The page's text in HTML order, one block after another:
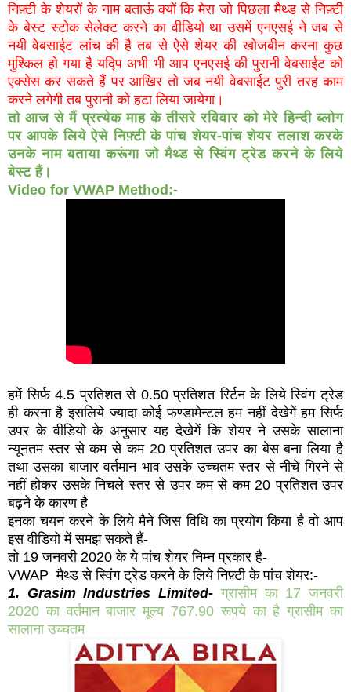
निफ़्टी के शेयरों के नाम बताऊं क्यों कि मेरा जो पिछला मैथ्ड से निफ़्टी
के बेस्ट स्टोक सेलेक्ट करने का वीडियो था उसमें एनएसई ने जब से
नयी वेबसाईट लांच की है तब से ऐसे शेयर की खोजबीन करना कुछ
मुश्किल हो गया है यद्पि अभी भी आप एनएसई की पुरानी वेबसाईट को
एक्सेस कर सकते हैं पर आखिर तो जब नयी वेबसाईट पुरी तरह काम
करने लगेगी तब पुरानी को हटा लिया जायेगा।
तो आज से मैं प्रत्येक माह के तीसरे रविवार को मेरे हिन्दी ब्लोग
पर आपके लिये ऐसे निफ़्टी के पांच शेयर-पांच शेयर तलाश करके
उनके नाम बताया करूंगा जो मैथ्ड से स्विंग ट्रेड करने के लिये
बेस्ट हैं।
Video for VWAP Method:-
हमें सिर्फ 4.5 प्रतिशत से 0.50 प्रतिशत रिर्टन के लिये स्विंग ट्रेड
ही करना है इसलिये ज्यादा कोई फण्डामेन्टल हम नहीं देखेगें हम सिर्फ
उपर के वीडियो के अनुसार यह देखेगें कि शेयर ने उसके सालाना
न्यूनतम स्तर से कम से कम 20 प्रतिशत उपर का बेस बना लिया है
तथा उसका बाजार वर्तमान भाव उसके उच्चतम स्तर से नीचे गिरने से
नहीं होकर उसके निचले स्तर से उपर कम से कम 20 प्रतिशत उपर
बढ़ने के कारण है
इनका चयन करने के लिये मैने जिस विधि का प्रयोग किया है वो आप
इस वीडियो में समझ सकते हैं-
तो 19 जनवरी 2020 के ये पांच शेयर निम्न प्रकार है-
VWAP मैथ्ड से स्विंग ट्रेड करने के लिये निफ़्टी के पांच शेयर:-
1. Grasim Industries Limited- ग्रासीम का 17 जनवरी
2020 का वर्तमान बाजार मूल्य 767.90 रूपये का है ग्रासीम का
सालाना उच्चतम